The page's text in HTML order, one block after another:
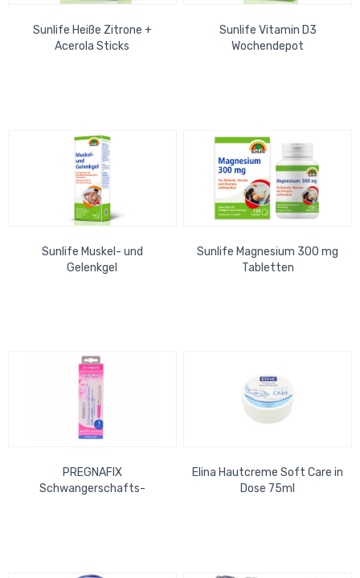
Sunlife Heiße Zitrone +
Acerola Sticks
Sunlife Vitamin D3
Wochendepot
Sunlife Muskel- und
Gelenkgel
Sunlife Magnesium 300 mg
Tabletten
PREGNAFIX
Schwangerschafts-
Elina Hautcreme Soft Care in
Dose 75ml